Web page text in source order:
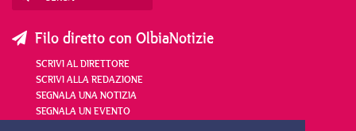
Filo diretto con OlbiaNotizie
SCRIVI AL DIRETTORE
SCRIVI ALLA REDAZIONE
SEGNALA UNA NOTIZIA
SEGNALA UN EVENTO